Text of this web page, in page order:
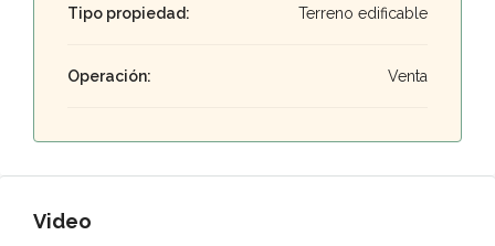
Tipo propiedad: Terreno edificable
Operación: Venta
Video